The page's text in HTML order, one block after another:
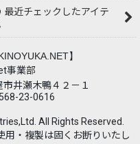
最近チェックしたアイテ
KINOYUKA.NET】
事業部
井瀬木鴨４２－１
23-0616
All Rights Reserved.
用・複製は固くお断りいたし